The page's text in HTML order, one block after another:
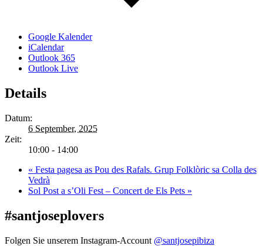
Google Kalender
iCalendar
Outlook 365
Outlook Live
Details
Datum:
6 September, 2025
Zeit:
10:00 - 14:00
« Festa pagesa as Pou des Rafals. Grup Folklòric sa Colla des
Vedrà
Sol Post a s’Oli Fest – Concert de Els Pets »
#santjoseplovers
Folgen Sie unserem Instagram-Account @santjosepibiza